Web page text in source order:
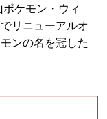
ポケモン・ウィ
リニューアルオ
ンの名を冠した